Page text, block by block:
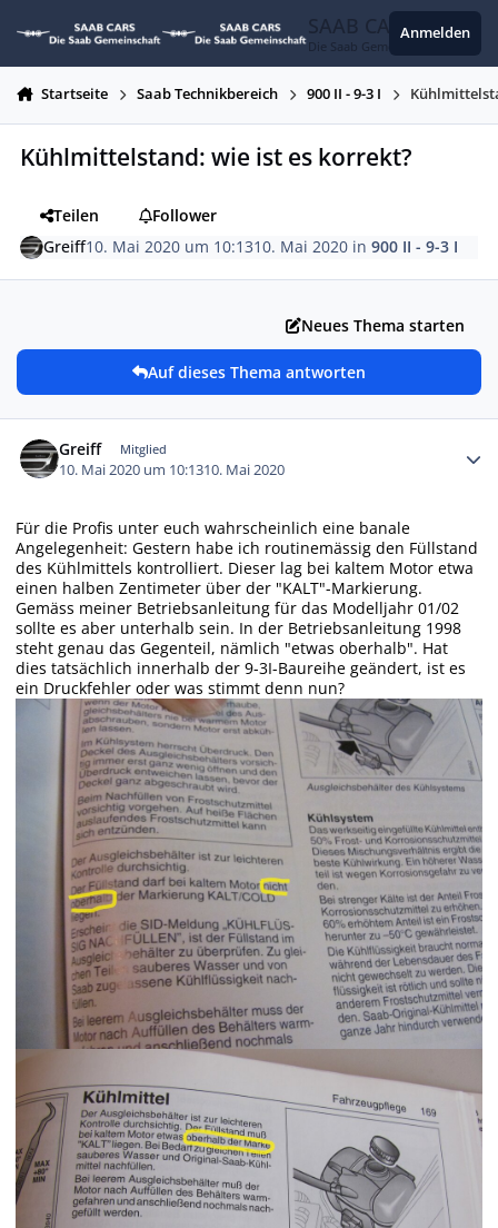
SAAB CARS
Die Saab Gemeinschaft
Anmelden
Startseite Saab Technikbereich 900 II - 9-3 I
Kühlmittelstand: wie ist es korrekt?
Teilen
Follower
Greiff10. Mai 2020 um 10:1310. Mai 2020 in900 II - 9-3 I
Neues Thema starten
Auf dieses Thema antworten
Greiff Mitglied
10. Mai 2020 um 10:1310. Mai 2020
Für die Profis unter euch wahrscheinlich eine banale
Angelegenheit: Gestern habe ich routinemässig den Füllstand
des Kühlmittels kontrolliert. Dieser lag bei kaltem Motor etwa
einen halben Zentimeter über der "KALT"-Markierung.
Gemäss meiner Betriebsanleitung für das Modelljahr 01/02
sollte es aber unterhalb sein. In der Betriebsanleitung 1998
steht genau das Gegenteil, nämlich "etwas oberhalb". Hat
dies tatsächlich innerhalb der 9-3I-Baureihe geändert, ist es
ein Druckfehler oder was stimmt denn nun?